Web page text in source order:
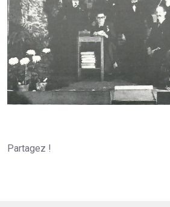
Partagez !